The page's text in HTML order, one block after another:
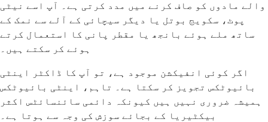
والے مادوں کو صاف کرنے میں مدد کرتی ہے۔ آپ اسے نیٹی
پوٹ، سکویج بوتل یا دیگر سیچائی کے آلے سے نمک کے
ساتھ ملے ہوئے بانجھ یا مقطر پانی کا استعمال کرتے
ہوئے کر سکتے ہیں۔
اگر کوئی انفیکشن موجود ہے، تو آپ کا ڈاکٹر اینٹی
بائیوٹکس تجویز کر سکتا ہے۔ تاہم، اینٹی بائیوٹکس
ہمیشہ ضروری نہیں ہیں کیونکہ دائمی سائنسائٹس اکثر
بیکٹیریا کے بجائے سوزش کی وجہ سے ہوتا ہے۔